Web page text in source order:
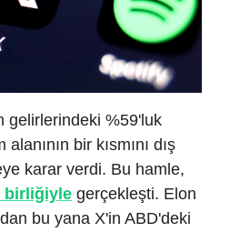
gelirlerindeki %59'luk
bir kısmını dış
karar verdi. Bu hamle,
birliğiyle gerçekleşti. Elon
bu yana X'in ABD'deki